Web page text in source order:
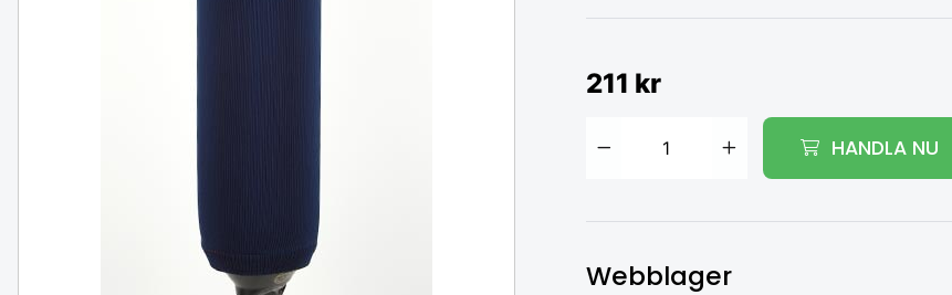
Fender 8x22 tum vit med svart topp
Lägg i varukorg
211 kr
HANDLA NU
Webblager